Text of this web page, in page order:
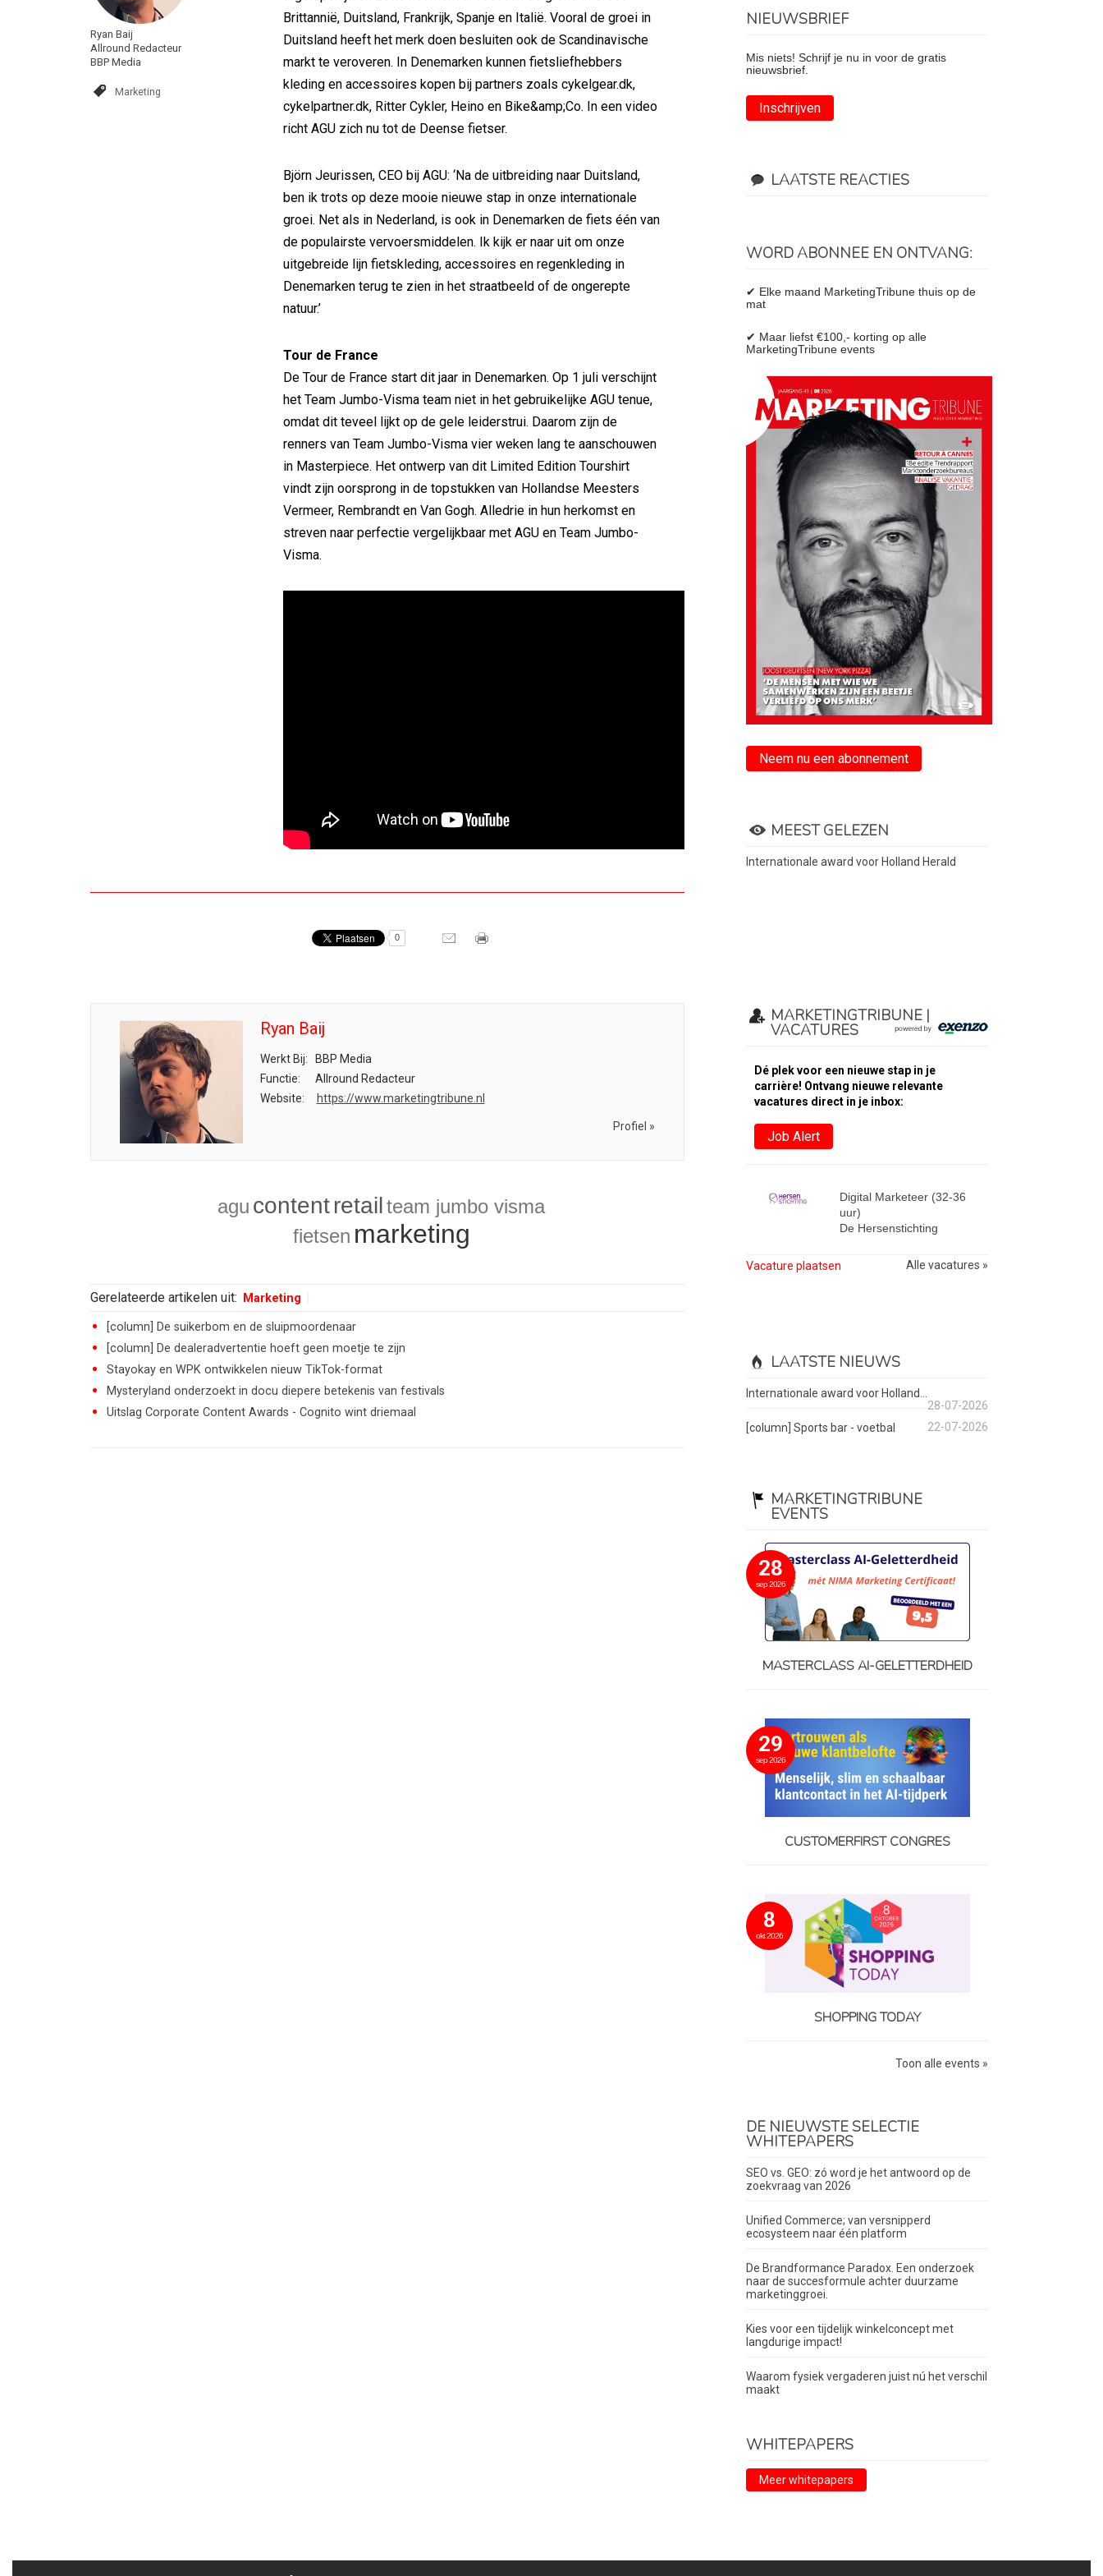
Ryan Baij
Allround Redacteur
BBP Media
Marketing
Brittannië, Duitsland, Frankrijk, Spanje en Italië. Vooral de groei in
Duitsland heeft het merk doen besluiten ook de Scandinavische
markt te veroveren. In Denemarken kunnen fietsliefhebbers
kleding en accessoires kopen bij partners zoals cykelgear.dk,
cykelpartner.dk, Ritter Cykler, Heino en Bike&amp;Co. In een video
richt AGU zich nu tot de Deense fietser.
Björn Jeurissen, CEO bij AGU: ‘Na de uitbreiding naar Duitsland,
ben ik trots op deze mooie nieuwe stap in onze internationale
groei. Net als in Nederland, is ook in Denemarken de fiets één van
de populairste vervoersmiddelen. Ik kijk er naar uit om onze
uitgebreide lijn fietskleding, accessoires en regenkleding in
Denemarken terug te zien in het straatbeeld of de ongerepte
natuur.’
Tour de France
De Tour de France start dit jaar in Denemarken. Op 1 juli verschijnt
het Team Jumbo-Visma team niet in het gebruikelijke AGU tenue,
omdat dit teveel lijkt op de gele leiderstrui. Daarom zijn de
renners van Team Jumbo-Visma vier weken lang te aanschouwen
in Masterpiece. Het ontwerp van dit Limited Edition Tourshirt
vindt zijn oorsprong in de topstukken van Hollandse Meesters
Vermeer, Rembrandt en Van Gogh. Alledrie in hun herkomst en
streven naar perfectie vergelijkbaar met AGU en Team Jumbo-
Visma.
0
Ryan Baij
Werkt Bij:
BBP Media
Functie:
Allround Redacteur
Website:
https://www.marketingtribune.nl
Profiel »
agu contentretailteam jumbo visma
fietsen marketing
Gerelateerde artikelen uit: Marketing
[column] De suikerbom en de sluipmoordenaar
[column] De dealeradvertentie hoeft geen moetje te zijn
Stayokay en WPK ontwikkelen nieuw TikTok-format
Mysteryland onderzoekt in docu diepere betekenis van festivals
Uitslag Corporate Content Awards - Cognito wint driemaal
NIEUWSBRIEF
Mis niets! Schrijf je nu in voor de gratis
nieuwsbrief.
Inschrijven
LAATSTE REACTIES
WORD ABONNEE EN ONTVANG:
✔ Elke maand MarketingTribune thuis op de
mat
✔ Maar liefst €100,- korting op alle
MarketingTribune events
Neem nu een abonnement
MEEST GELEZEN
Internationale award voor Holland Herald
MARKETINGTRIBUNE |
VACATURES
Dé plek voor een nieuwe stap in je
carrière! Ontvang nieuwe relevante
vacatures direct in je inbox:
Job Alert
Digital Marketeer (32-36
uur)
De Hersenstichting
Vacature plaatsen Alle vacatures »
LAATSTE NIEUWS
Internationale award voor Holland...
28-07-2026
[column] Sports bar - voetbal
22-07-2026
MARKETINGTRIBUNE
EVENTS
28
sep 2026
MASTERCLASS AI-GELETTERDHEID
29
sep 2026
CUSTOMERFIRST CONGRES
8
okt 2026
SHOPPING TODAY
Toon alle events »
DE NIEUWSTE SELECTIE
WHITEPAPERS
SEO vs. GEO: zó word je het antwoord op de
zoekvraag van 2026
Unified Commerce; van versnipperd
ecosysteem naar één platform
De Brandformance Paradox. Een onderzoek
naar de succesformule achter duurzame
marketinggroei.
Kies voor een tijdelijk winkelconcept met
langdurige impact!
Waarom fysiek vergaderen juist nú het verschil
maakt
WHITEPAPERS
Meer whitepapers